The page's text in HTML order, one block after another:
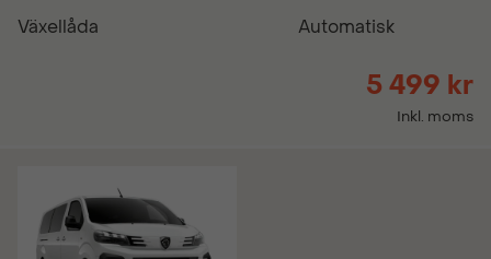
Växellåda
Automatisk
5 499 kr
Inkl. moms